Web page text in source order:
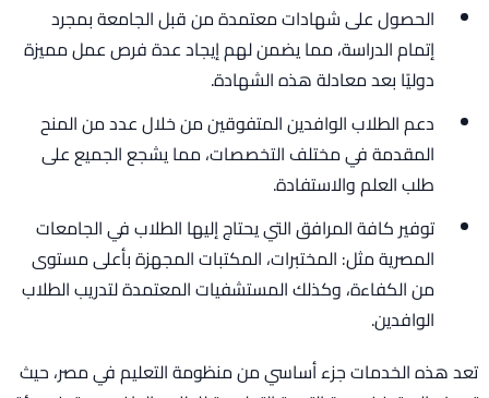
الحصول على شهادات معتمدة من قبل الجامعة بمجرد
إتمام الدراسة، مما يضمن لهم إيجاد عدة فرص عمل مميزة
دوليًا بعد معادلة هذه الشهادة.
دعم الطلاب الوافدين المتفوقين من خلال عدد من المنح
المقدمة في مختلف التخصصات، مما يشجع الجميع على
طلب العلم والاستفادة.
توفير كافة المرافق التي يحتاج إليها الطلاب في الجامعات
المصرية مثل: المختبرات، المكتبات المجهزة بأعلى مستوى
من الكفاءة، وكذلك المستشفيات المعتمدة لتدريب الطلاب
الوافدين.
تعد هذه الخدمات جزء أساسي من منظومة التعليم في مصر، حيث